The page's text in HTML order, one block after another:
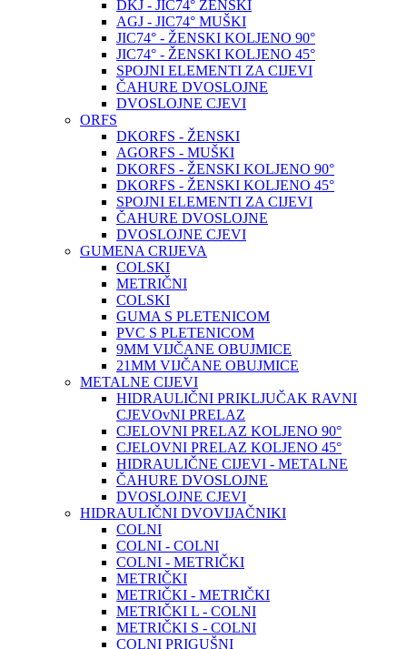
DKJ - JIC74° ŽENSKI
AGJ - JIC74° MUŠKI
JIC74° - ŽENSKI KOLJENO 90°
JIC74° - ŽENSKI KOLJENO 45°
SPOJNI ELEMENTI ZA CIJEVI
ČAHURE DVOSLOJNE
DVOSLOJNE CJEVI
ORFS
DKORFS - ŽENSKI
AGORFS - MUŠKI
DKORFS - ŽENSKI KOLJENO 90°
DKORFS - ŽENSKI KOLJENO 45°
SPOJNI ELEMENTI ZA CIJEVI
ČAHURE DVOSLOJNE
DVOSLOJNE CJEVI
GUMENA CRIJEVA
COLSKI
METRIČNI
COLSKI
GUMA S PLETENICOM
PVC S PLETENICOM
9MM VIJČANE OBUJMICE
21MM VIJČANE OBUJMICE
METALNE CIJEVI
HIDRAULIČNI PRIKLJUČAK RAVNI
CJEVOvNI PRELAZ
CJELOVNI PRELAZ KOLJENO 90°
CJELOVNI PRELAZ KOLJENO 45°
HIDRAULIČNE CIJEVI - METALNE
ČAHURE DVOSLOJNE
DVOSLOJNE CJEVI
HIDRAULIČNI DVOVIJAČNIKI
COLNI
COLNI - COLNI
COLNI - METRIČKI
METRIČKI
METRIČKI - METRIČKI
METRIČKI L - COLNI
METRIČKI S - COLNI
COLNI PRIGUŠNI